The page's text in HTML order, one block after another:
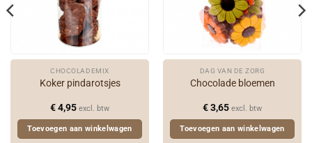
CHOCOLADEMIX
Koker pindarotsjes
€4,95 excl. btw
Toevoegen aan winkelwagen
DAG VAN DE ZORG
Chocolade bloemen
€3,65 excl. btw
Toevoegen aan winkelwagen